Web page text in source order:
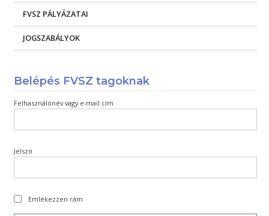
FVSZ PÁLYÁZATAI
JOGSZABÁLYOK
Belépés FVSZ tagoknak
Felhasználónév vagy e-mail cím
Jelszó
Emlékezzen rám